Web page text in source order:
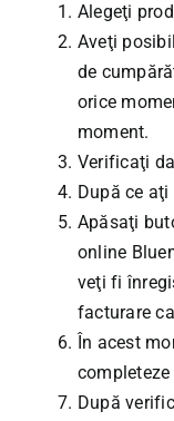
Alegeţi
Aveţi
de
orice
moment.
Verificaţi
După ce
Apăsaţi
online
veţi fi
facturare
În acest
După